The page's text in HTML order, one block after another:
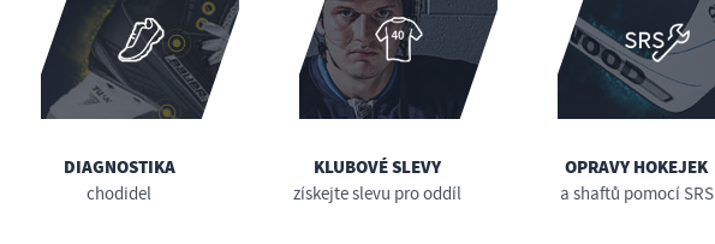
DIAGNOSTIKA
chodidel
KLUBOVÉ SLEVY
získejte slevu pro oddíl
OPRAVY HOKEJEK
a shaftů pomocí SRS